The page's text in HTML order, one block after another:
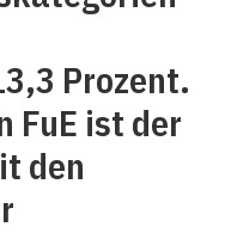
Prozent.
FuE ist der
den